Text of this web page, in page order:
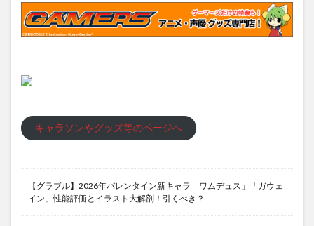
キャラソンやグッズ等のページへ
【グラブル】2026年バレンタイン新キャラ「ワムデュス」「ガウェ
イン」性能評価とイラスト大解剖！引くべき？